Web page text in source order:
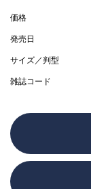
価格
発売日
サイズ／判型
雑誌コード